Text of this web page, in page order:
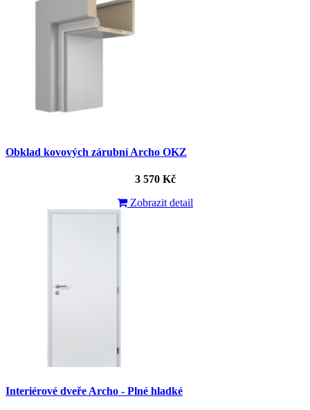
Obklad kovových zárubní Archo OKZ
3 570 Kč
Zobrazit detail
Interiérové dveře Archo - Plné hladké